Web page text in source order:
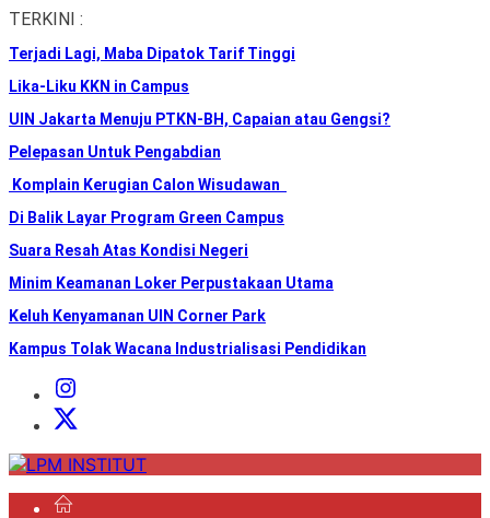
Skip
the
content
TERKINI :
Terjadi Lagi, Maba Dipatok Tarif Tinggi
Lika-Liku KKN in Campus
UIN Jakarta Menuju PTKN-BH, Capaian atau Gengsi?
Pelepasan Untuk Pengabdian
Komplain Kerugian Calon Wisudawan
Di Balik Layar Program Green Campus
Suara Resah Atas Kondisi Negeri
Minim Keamanan Loker Perpustakaan Utama
Keluh Kenyamanan UIN Corner Park
Kampus Tolak Wacana Industrialisasi Pendidikan
Instagram
Institut
X
LPM